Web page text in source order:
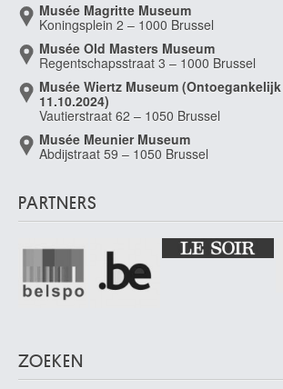
Musée Magritte Museum
Koningsplein 2 – 1000 Brussel
Musée Old Masters Museum
Regentschapsstraat 3 – 1000 Brussel
Musée Wiertz Museum
11.10.2024)
Vautierstraat 62 – 1050 Brussel
Musée Meunier Museum
Abdijstraat 59 – 1050 Brussel
PARTNERS
ZOEKEN